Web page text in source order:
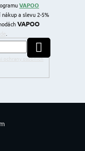
VAPOO
a slevu 2-5%
VAPOO
.
ochrany osobních